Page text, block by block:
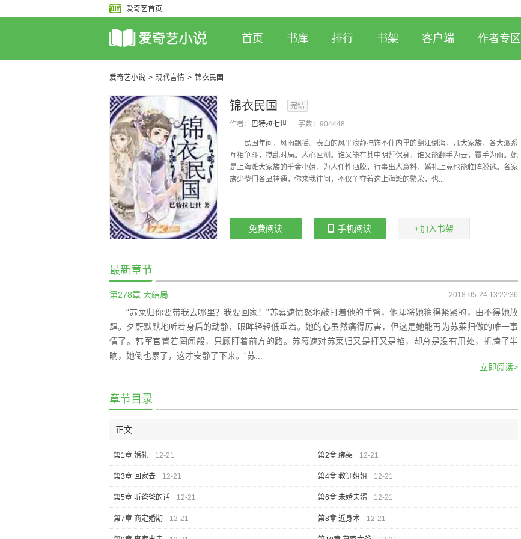
爱奇艺首页
首页 书库 排行 书架 客户端 作者专区
爱奇艺小说 > 现代言情 > 锦衣民国
锦衣民国 完结
作者： 巴特拉七世 字数： 904448
民国年间，风雨飘摇。表面的风平浪静掩饰不住内里的翻江倒海，几大家族，各大派系
互相争斗，搅乱时局。人心叵测。谁又能在其中明哲保身，谁又能翻手为云，覆手为雨。她
是上海滩大家族的千金小姐，为人任性洒脱，行事出人意料，婚礼上竟也能临阵脱逃。各家
族少爷们各显神通，你来我往间，不仅争夺着这上海滩的繁荣，也...
免费阅读 手机阅读 加入书架
最新章节
2018-05-24 13:22:36
第278章 大结局
“苏莱归你要带我去哪里？我要回家！”苏幕遮愤怒地敲打着他的手臂，他却将她箍得紧紧的，由不得她放
肆。夕蔚默默地听着身后的动静，眼眸轻轻低垂着。她的心虽然痛得厉害，但这是她能再为苏莱归做的唯一事
情了。韩军官置若罔闻般，只顾盯着前方的路。苏幕遮对苏莱归又是打又是掐，却总是没有用处，折腾了半
晌，她倒也累了，这才安静了下来。“苏...
立即阅读>
章节目录
正文
第1章 婚礼 12-21 第2章 绑架 12-21
第3章 回家去 12-21 第4章 教训姐姐 12-21
第5章 听爸爸的话 12-21 第6章 未婚夫婿 12-21
第7章 商定婚期 12-21 第8章 近身术 12-21